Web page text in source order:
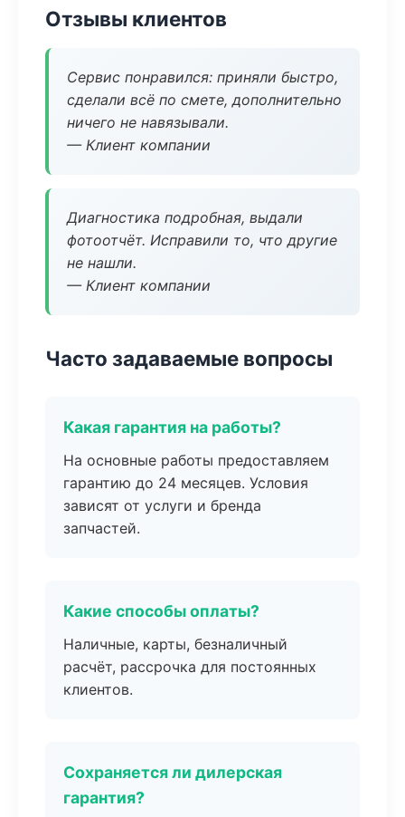
Отзывы клиентов
Сервис понравился: приняли быстро,
сделали всё по смете, дополнительно
ничего не навязывали.
— Клиент компании
Диагностика подробная, выдали
фотоотчёт. Исправили то, что другие
не нашли.
— Клиент компании
Часто задаваемые вопросы
Какая гарантия на работы?
На основные работы предоставляем
гарантию до 24 месяцев. Условия
зависят от услуги и бренда
запчастей.
Какие способы оплаты?
Наличные, карты, безналичный
расчёт, рассрочка для постоянных
клиентов.
Сохраняется ли дилерская
гарантия?